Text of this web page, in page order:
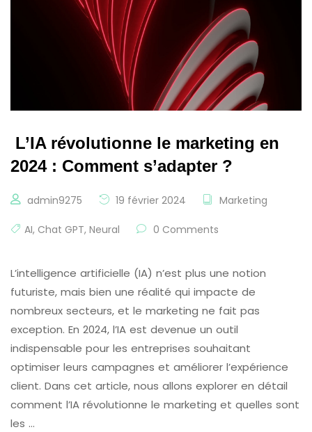
L’IA révolutionne le marketing en
2024 : Comment s’adapter ?
admin9275 19 février 2024 Marketing
AI, Chat GPT, Neural 0 Comments
L’intelligence artificielle (IA) n’est plus une notion
futuriste, mais bien une réalité qui impacte de
nombreux secteurs, et le marketing ne fait pas
exception. En 2024, l’IA est devenue un outil
indispensable pour les entreprises souhaitant
optimiser leurs campagnes et améliorer l’expérience
client. Dans cet article, nous allons explorer en détail
comment l’IA révolutionne le marketing et quelles sont
les …